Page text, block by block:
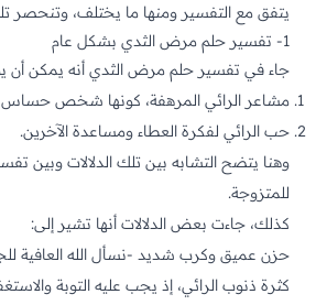
يتفق مع التفسير ومنها ما يختلف، وتنحصر
1- تفسير حلم مرض الثدي بشكل عام
جاء في تفسير حلم مرض الثدي أنه يمكن أن
مشاعر الرائي المرهفة، كونها شخص حساس
حب الرائي لفكرة العطاء ومساعدة الآخرين.
وهنا يتضح التشابه بين تلك الدلالات وبين
للمتزوجة.
كذلك، جاءت بعض الدلالات أنها تشير إلى:
حزن عميق وكرب شديد -نسأل الله العافية
كثرة ذنوب الرائي، إذ يجب عليه التوبة